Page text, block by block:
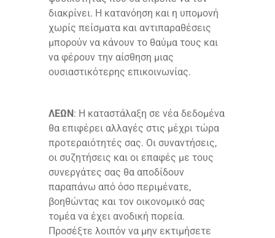
διακρίνει. Η κατανόηση και η υπομονή
χωρίς πείσματα και αντιπαραθέσεις
μπορούν να κάνουν το θαύμα τους και
να φέρουν την αίσθηση μιας
ουσιαστικότερης επικοινωνίας.
ΛΕΩΝ: Η καταστάλαξη σε νέα δεδομένα
θα επιφέρει αλλαγές στις μέχρι τώρα
προτεραιότητές σας. Οι συναντήσεις,
οι συζητήσεις και οι επαφές με τους
συνεργάτες σας θα αποδίδουν
παραπάνω από όσο περιμένατε,
βοηθώντας και τον οικονομικό σας
τομέα να έχει ανοδική πορεία.
Προσέξτε λοιπόν να μην εκτιμήσετε